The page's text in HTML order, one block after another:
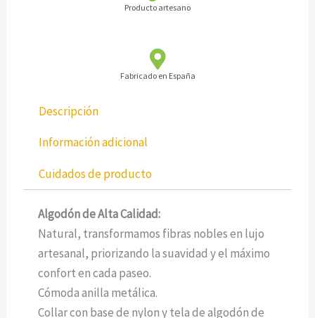
Producto artesano
Fabricado en España
Descripción
Información adicional
Cuidados de producto
Algodón de Alta Calidad:
Natural, transformamos fibras nobles en lujo
artesanal, priorizando la suavidad y el máximo
confort en cada paseo.
Cómoda anilla metálica.
Collar con base de nylon y tela de algodón de